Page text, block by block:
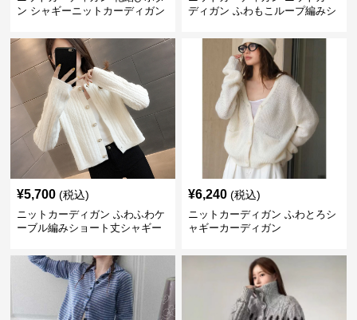
ン シャギーニットカーディガン
ディガン ふわもこループ編みシ
¥5,700 (税込)
ニットカーディガン ふわふわケ
ーブル編みショート丈シャギー
¥6,240 (税込)
ニットカーディガン ふわとろシ
ャギーカーディガン